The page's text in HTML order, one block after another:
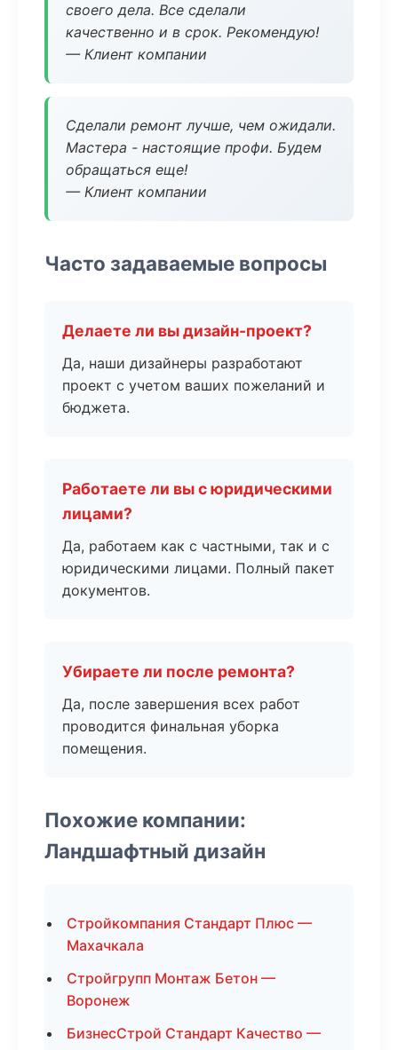
своего дела. Все сделали
качественно и в срок. Рекомендую!
— Клиент компании
Сделали ремонт лучше, чем ожидали.
Мастера - настоящие профи. Будем
обращаться еще!
— Клиент компании
Часто задаваемые вопросы
Делаете ли вы дизайн-проект?
Да, наши дизайнеры разработают
проект с учетом ваших пожеланий и
бюджета.
Работаете ли вы с юридическими
лицами?
Да, работаем как с частными, так и с
юридическими лицами. Полный пакет
документов.
Убираете ли после ремонта?
Да, после завершения всех работ
проводится финальная уборка
помещения.
Похожие компании:
Ландшафтный дизайн
Стройкомпания Стандарт Плюс —
Махачкала
Стройгрупп Монтаж Бетон —
Воронеж
БизнесСтрой Стандарт Качество —